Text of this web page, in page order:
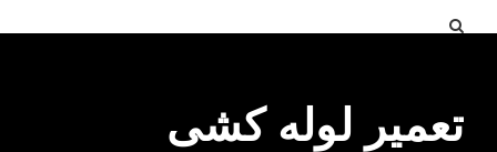
تعمیر لوله کشی